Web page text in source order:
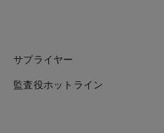
サプライヤー
監査役ホットライン